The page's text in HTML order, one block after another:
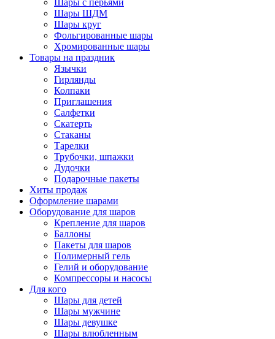
Шары с перьями
Шары ШДМ
Шары круг
Фольгированные шары
Хромированные шары
Товары на праздник
Язычки
Гирлянды
Колпаки
Приглашения
Салфетки
Скатерть
Стаканы
Тарелки
Трубочки, шпажки
Дудочки
Подарочные пакеты
Хиты продаж
Оформление шарами
Оборудование для шаров
Крепление для шаров
Баллоны
Пакеты для шаров
Полимерный гель
Гелий и оборудование
Компрессоры и насосы
Для кого
Шары для детей
Шары мужчине
Шары девушке
Шары влюбленным